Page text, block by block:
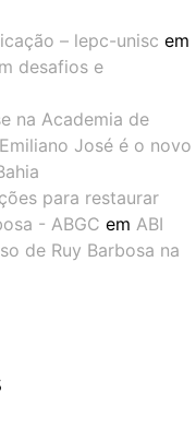
– lepc-unisc em
desafios e
na Academia de
Emiliano José é o novo
para restaurar
- ABGC em ABI
de Ruy Barbosa na